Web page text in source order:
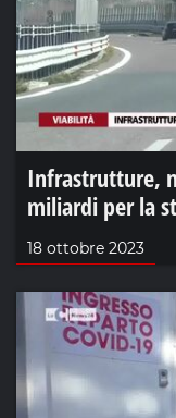
Infrastrutture,
miliardi per la
18 ottobre 2023